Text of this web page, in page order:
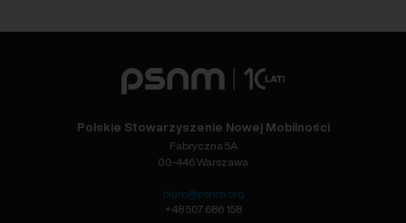
Polskie Stowarzyszenie Nowej Mobilności
Fabryczna 5A
00-446 Warszawa
biuro@psnm.org
+48 507 686 158